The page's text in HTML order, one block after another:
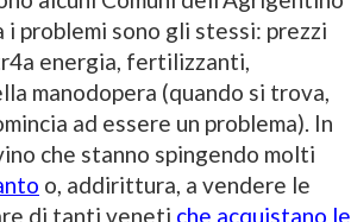
problemi sono gli stessi: prezzi
energia, fertilizzanti,
manodopera (quando si trova,
ad essere un problema). In
che stanno spingendo molti
o, addirittura, a vendere le
di tanti veneti che acquistano le